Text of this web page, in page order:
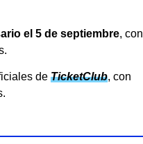
el 5 de septiembre, con
de TicketClub, con